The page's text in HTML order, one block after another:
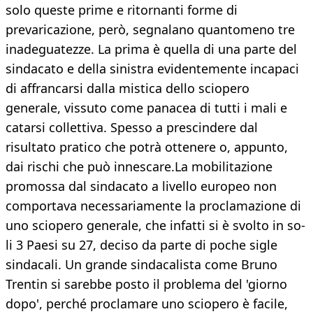
solo queste prime e ritornanti forme di
prevaricazione, però, segnalano quanto­meno tre
inadeguatezze. La prima è quella di una parte del
sindacato e della sinistra evi­dentemente incapaci
di affrancarsi dalla mi­stica dello sciopero
generale, vissuto come panacea di tutti i mali e
catarsi collettiva. Spesso a prescindere dal
risultato pratico che potrà ottenere o, appunto,
dai rischi che può innescare.La mobilitazione
promossa dal sindacato a livello europeo non
comportava necessariamente la proclamazione di
uno sciopero generale, che infatti si è svolto in so­
li 3 Paesi su 27, deciso da parte di poche si­gle
sindacali. Un grande sindacalista come Bruno
Trentin si sarebbe posto il problema del 'giorno
dopo', perché proclamare uno sciopero è facile,